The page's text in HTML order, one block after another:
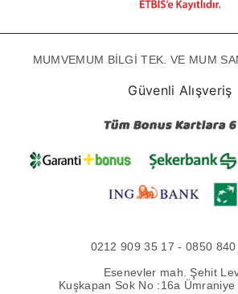
MUMVEMUM BİLGİ TEK. VE MUM
Güvenli Alışveriş
0212 909 35 17 - 0850 840
Esenevler mah. Şehit
Kuşkapan Sok No :16a Ümraniye